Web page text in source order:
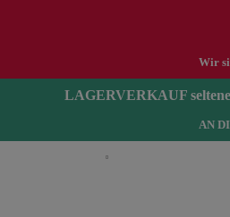
Wir
LAGERVERKAUF
AN